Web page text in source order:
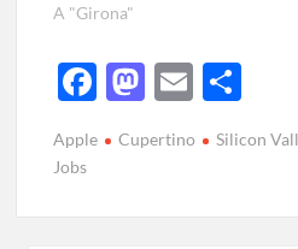
A "Girona"
F
e
M
to
E
ail m
Apple Cupertino Silicon
Jobs